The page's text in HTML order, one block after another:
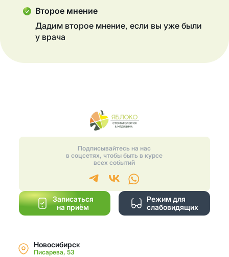
Второе мнение
Дадим второе мнение, если вы уже были
у врача
Подписывайтесь на нас
в соцсетях, чтобы быть в курсе
всех событий
Режим для
слабовидящих
Записаться
на приём
Новосибирск
Писарева, 53